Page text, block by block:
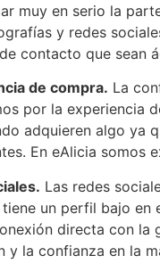
muy en serio la
y redes
contacto que sean
de compra. La
por la experiencia
adquieren algo ya
En eAlicia somos
Las redes
un perfil bajo en
directa con la
y la confianza en la